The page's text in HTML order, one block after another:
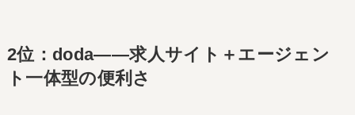
2位：doda――求人サイト＋エージェン
ト一体型の便利さ